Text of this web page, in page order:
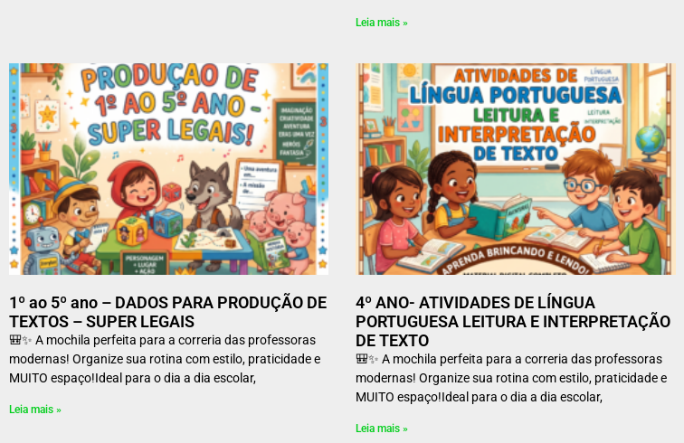
Leia mais »
1º ao 5º ano – DADOS PARA PRODUÇÃO DE
TEXTOS – SUPER LEGAIS
🎒✨ A mochila perfeita para a correria das professoras
modernas! Organize sua rotina com estilo, praticidade e
MUITO espaço!Ideal para o dia a dia escolar,
Leia mais »
4º ANO- ATIVIDADES DE LÍNGUA
PORTUGUESA LEITURA E INTERPRETAÇÃO
DE TEXTO
🎒✨ A mochila perfeita para a correria das professoras
modernas! Organize sua rotina com estilo, praticidade e
MUITO espaço!Ideal para o dia a dia escolar,
Leia mais »